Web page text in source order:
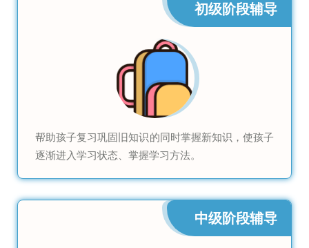
初级阶段辅导
帮助孩子复习巩固旧知识的同时掌握新知识，使孩子
逐渐进入学习状态、掌握学习方法。
中级阶段辅导